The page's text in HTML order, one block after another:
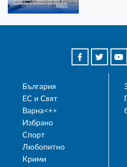
България
ЕС и Свят
Варна<+>
Избрано
Спорт
Любопитно
Крими